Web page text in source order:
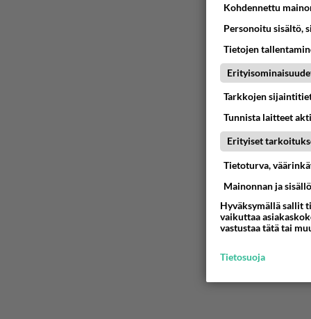
Kohdennettu
Personoitu sisältö,
Tietojen
Tarkkojen
Tunnista laitteet
Erityiset
Tietoturva,
Mainonnan ja
Hyväksymällä sallit
vaikuttaa
vastustaa tätä tai
Tietosuoja